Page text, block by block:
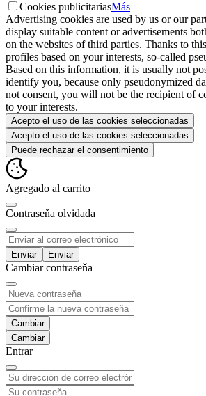
Cookies publicitariasMás
Advertising cookies are used by us or our
display suitable content or advertisements
on the websites of third parties. Thanks to
profiles based on your interests, so-called
Based on this information, it is usually not
identify you, because only pseudonymized
not consent, you will not be the recipient of
to your interests.
Acepto el uso de las cookies seleccionadas
Acepto el uso de las cookies seleccionadas
Puede rechazar el consentimiento
Agregado al carrito
Contraseňa olvidada
Enviar
Cambiar contraseňa
Cambiar
Entrar